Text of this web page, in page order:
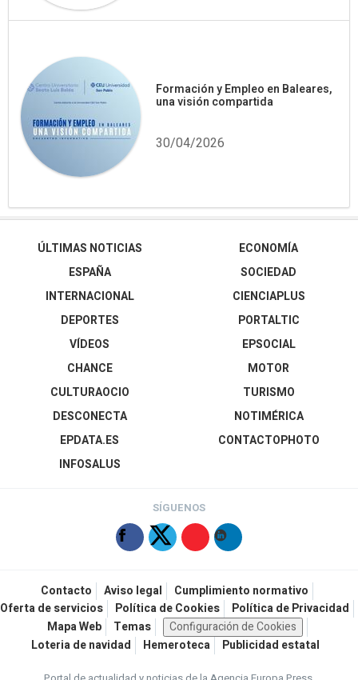
Formación y Empleo en Baleares,
una visión compartida
30/04/2026
ÚLTIMAS NOTICIAS
ESPAÑA
INTERNACIONAL
DEPORTES
VÍDEOS
ECONOMÍA
SOCIEDAD
CIENCIAPLUS
PORTALTIC
EPSOCIAL
CHANCE
CULTURAOCIO
DESCONECTA
EPDATA.ES
INFOSALUS
MOTOR
TURISMO
NOTIMÉRICA
CONTACTOPHOTO
SÍGUENOS
Contacto Aviso legal
Cumplimiento normativo
Oferta de servicios
Política de Cookies
Política de Privacidad
Mapa Web
Temas
Configuración de Cookies
Loteria de navidad
Hemeroteca Publicidad estatal